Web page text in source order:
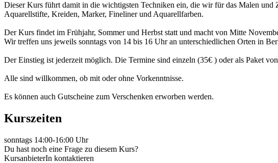
Dieser Kurs führt damit in die wichtigsten Techniken ein, die wir für das Malen
Aquarellstifte, Kreiden, Marker, Fineliner und Aquarellfarben.
Der Kurs findet im Frühjahr, Sommer und Herbst statt und macht von Mitte
Wir treffen uns jeweils sonntags von 14 bis 16 Uhr an unterschiedlichen Orten in
Der Einstieg ist jederzeit möglich. Die Termine sind einzeln (35€ ) oder als Paket
Alle sind willkommen, ob mit oder ohne Vorkenntnisse.
Es können auch Gutscheine zum Verschenken erworben werden.
Kurszeiten
sonntags 14:00-16:00 Uhr
Du hast noch eine Frage zu diesem Kurs?
KursanbieterIn kontaktieren